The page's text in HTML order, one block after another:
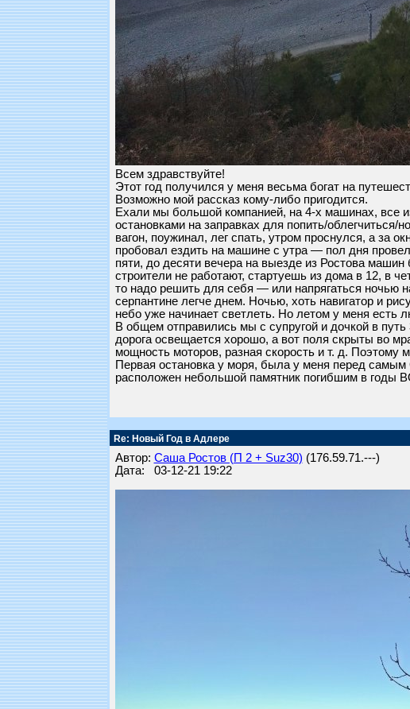
Всем здравствуйте!
Этот год получился у меня весьма богат на
Возможно мой рассказ кому-либо пригодится.
Ехали мы большой компанией, на 4-х машинах, все
остановками на заправках для попить/
вагон, поужинал, лег спать, утром проснулся, а за
пробовал ездить на машине с утра — пол дня
пяти, до десяти вечера на выезде из Ростова
строители не работают, стартуешь из дома в 12, в
то надо решить для себя — или напрягаться ночью
серпантине легче днем. Ночью, хоть навигатор и
небо уже начинает светлеть. Но летом у меня есть
В общем отправились мы с супругой и дочкой в
дорога освещается хорошо, а вот поля скрыты во
мощность моторов, разная скорость и т. д. Поэтому
Первая остановка у моря, была у меня перед самым
расположен небольшой памятник погибшим в годы
Re: Новый Год в Адлере
Автор: Саша Ростов (П 2 + Suz30) (176.59.71.---)
Дата: 03-12-21 19:22